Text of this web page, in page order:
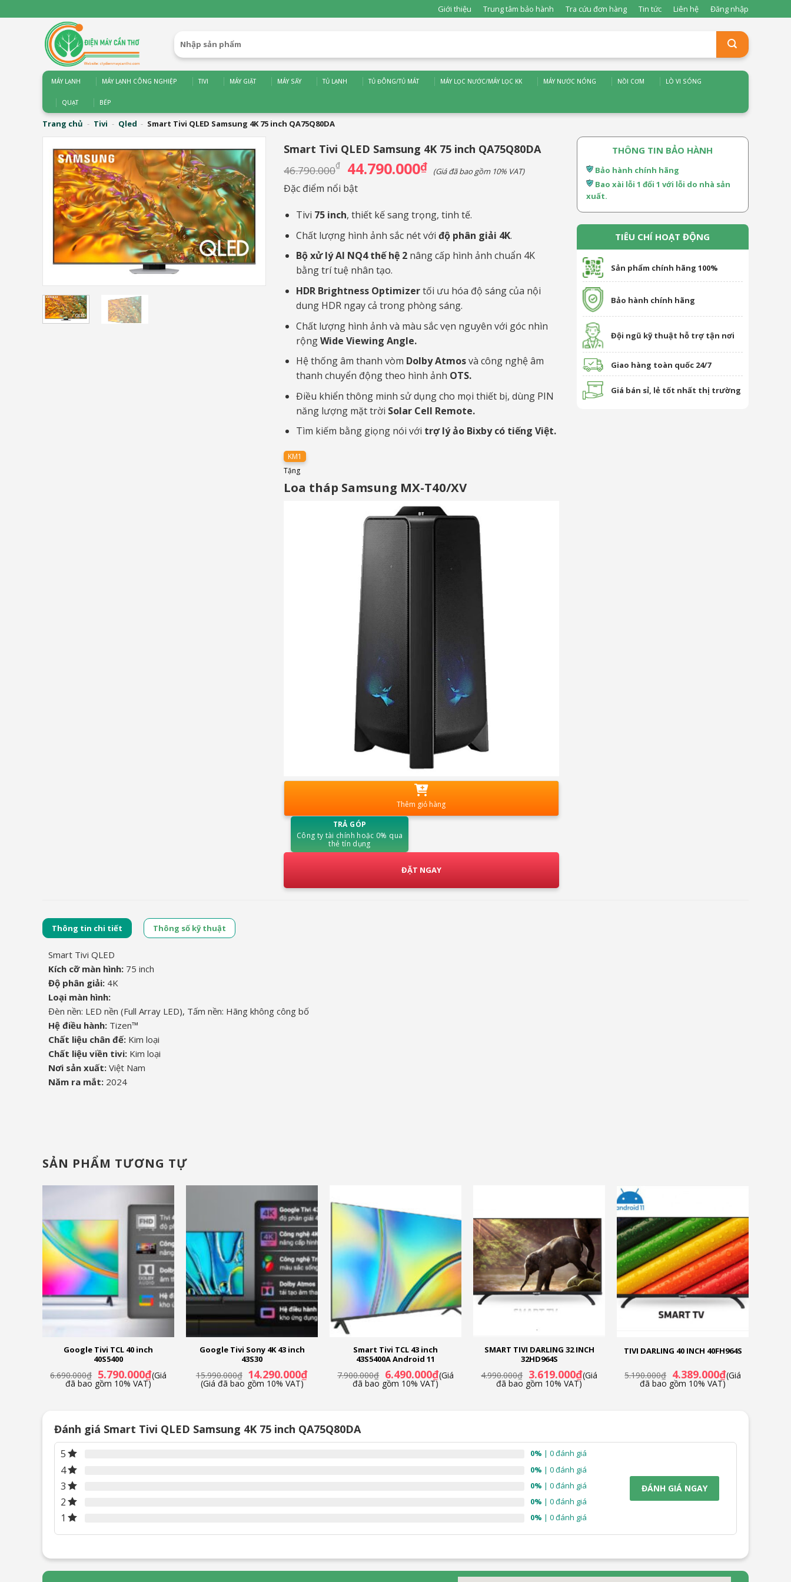
qua
Giới thiệu Trung tâm bảo hành Tra cứu đơn hàng Tin tức Liên hệ Đăng nhập
Tìm
kiếm:
MÁY LẠNH MÁY LẠNH CÔNG NGHIỆP TIVI MÁY GIẶT MÁY SẤY TỦ LẠNH TỦ ĐÔNG/TỦ MÁT MÁY LỌC NƯỚC/MÁY LỌC KK MÁY NƯỚC NÓNG NỒI CƠM LÒ VI SÓNG
QUẠT BẾP
Trang chủ - Tivi - Qled - Smart Tivi QLED Samsung 4K 75 inch QA75Q80DA
Smart Tivi QLED Samsung 4K 75 inch QA75Q80DA
46.790.000₫ Giá
gốc
là:
46.790.000₫.
44.790.000₫Giá
hiện
(Giá đã bao gồm 10% VAT)
Đặc điểm nổi bật
Tivi 75 inch, thiết kế sang trọng, tinh tế.
Chất lượng hình ảnh sắc nét với độ phân giải 4K.
Bộ xử lý AI NQ4 thế hệ 2nâng cấp hình ảnh chuẩn 4K
bằng trí tuệ nhân tạo.
HDR Brightness Optimizertối ưu hóa độ sáng của nội
dung HDR ngay cả trong phòng sáng.
Chất lượng hình ảnh và màu sắc vẹn nguyên với góc nhìn
rộngWide Viewing Angle.
Hệ thống âm thanh vòm Dolby Atmosvà công nghệ âm
thanh chuyển động theo hình ảnh OTS.
Điều khiển thông minh sử dụng cho mọi thiết bị, dùng PIN
năng lượng mặt trời Solar Cell Remote.
Tìm kiếm bằng giọng nói với trợ lý ảo Bixby có tiếng Việt.
KM1
Tặng
Loa tháp Samsung MX-T40/XV
Thêm giỏ hàng
TRẢ GÓP
Công ty tài chính hoặc 0% qua
thẻ tín dụng
ĐẶT NGAY
THÔNG TIN BẢO HÀNH
Bảo hành chính hãng
Bao xài lỗi 1 đổi 1 với lỗi do nhà sản
xuất.
TIÊU CHÍ HOẠT ĐỘNG
Sản phẩm chính hãng 100%
Bảo hành chính hãng
Đội ngũ kỹ thuật hỗ trợ tận nơi
Giao hàng toàn quốc 24/7
Giá bán sỉ, lẻ tốt nhất thị trường
Thông tin chi tiết Thông số kỹ thuật
Smart Tivi QLED
Kích cỡ màn hình: 75 inch
Độ phân giải: 4K
Loại màn hình:
Đèn nền: LED nền (Full Array LED), Tấm nền: Hãng không công bố
Hệ điều hành: Tizen™
Chất liệu chân đế: Kim loại
Chất liệu viền tivi: Kim loại
Nơi sản xuất: Việt Nam
Năm ra mắt: 2024
SẢN PHẨM TƯƠNG TỰ
Google Tivi TCL 40 inch
40S5400
6.690.000₫ Giá
gốc
là:
5.790.000₫Giá
hiện
(Giá
đã bao gồm 10% VAT)
và nhiều ưu đãi khác
Google Tivi Sony 4K 43 inch
43S30
15.990.000₫ Giá
gốc
là:
14.290.000₫Giá
(Giá đã bao gồm 10% VAT)
và nhiều ưu đãi khác
Smart Tivi TCL 43 inch
43S5400A Android 11
7.900.000₫ Giá
gốc
là:
6.490.000₫Giá
hiện
(Giá
đã bao gồm 10% VAT)
và nhiều ưu đãi khác
SMART TIVI DARLING 32 INCH
32HD964S
4.990.000₫ Giá
gốc
là:
3.619.000₫Giá
hiện
(Giá
đã bao gồm 10% VAT)
và nhiều ưu đãi khác
TIVI DARLING 40 INCH 40FH964S
5.190.000₫ Giá
gốc
là:
4.389.000₫Giá
hiện
(Giá
đã bao gồm 10% VAT)
và nhiều ưu đãi khác
Đánh giá Smart Tivi QLED Samsung 4K 75 inch QA75Q80DA
5 0% | 0 đánh giá
4 0% | 0 đánh giá
3 0% | 0 đánh giá
2 0% | 0 đánh giá
1 0% | 0 đánh giá
ĐÁNH GIÁ NGAY